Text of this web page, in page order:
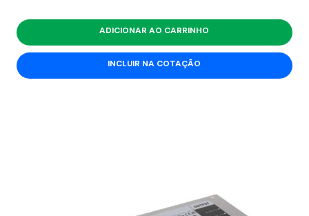
ADICIONAR AO CARRINHO
INCLUIR NA COTAÇÃO